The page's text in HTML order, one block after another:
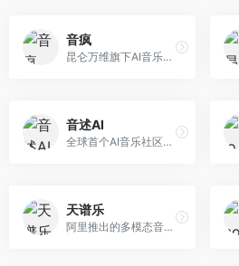
音疯
昆仑万维旗下AI音乐创作平台，专注于音乐内容生成。面向音乐爱好者和内容创作者，提供多种风格音乐生成，操作简便，创作速度快。
音述AI
全球首个AI音乐社区平台，整合创作与分享功能。面向音乐创作者和爱好者，提供音乐创作、作品分享、社区交流等服务，社区氛围活跃。
天谱乐
阿里推出的多模态音乐生成平台，整合音频与文本理解能力。面向内容创作者，支持歌词生成、旋律创作、音乐编辑等服务，与阿里生态深度整合。